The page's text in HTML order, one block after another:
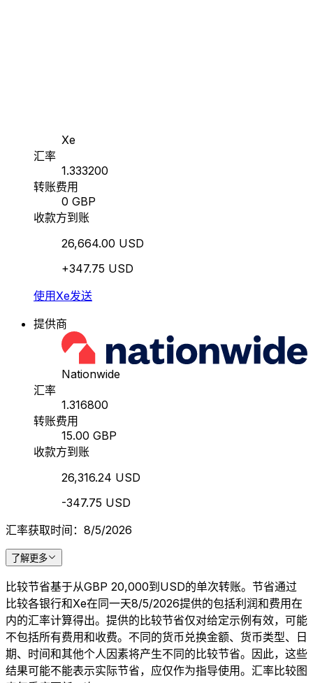
Xe
汇率
1.333200
转账费用
0 GBP
收款方到账
26,664.00 USD
+347.75 USD
使用Xe发送
提供商
Nationwide
汇率
1.316800
转账费用
15.00 GBP
收款方到账
26,316.24 USD
-347.75 USD
汇率获取时间：8/5/2026
了解更多
比较节省基于从GBP 20,000到USD的单次转账。节省通过
比较各银行和Xe在同一天8/5/2026提供的包括利润和费用在
内的汇率计算得出。提供的比较节省仅对给定示例有效，可能
不包括所有费用和收费。不同的货币兑换金额、货币类型、日
期、时间和其他个人因素将产生不同的比较节省。因此，这些
结果可能不能表示实际节省，应仅作为指导使用。汇率比较图